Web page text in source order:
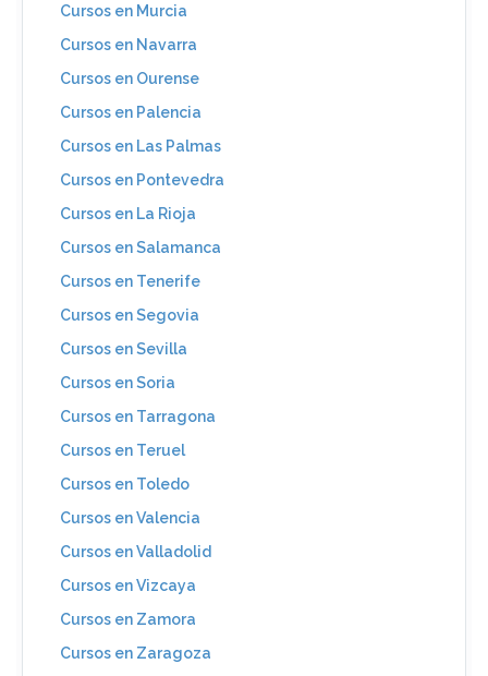
Cursos en Murcia
Cursos en Navarra
Cursos en Ourense
Cursos en Palencia
Cursos en Las Palmas
Cursos en Pontevedra
Cursos en La Rioja
Cursos en Salamanca
Cursos en Tenerife
Cursos en Segovia
Cursos en Sevilla
Cursos en Soria
Cursos en Tarragona
Cursos en Teruel
Cursos en Toledo
Cursos en Valencia
Cursos en Valladolid
Cursos en Vizcaya
Cursos en Zamora
Cursos en Zaragoza